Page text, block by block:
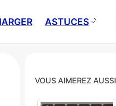
ASTUCES
VOUS AIMEREZ AUSSI